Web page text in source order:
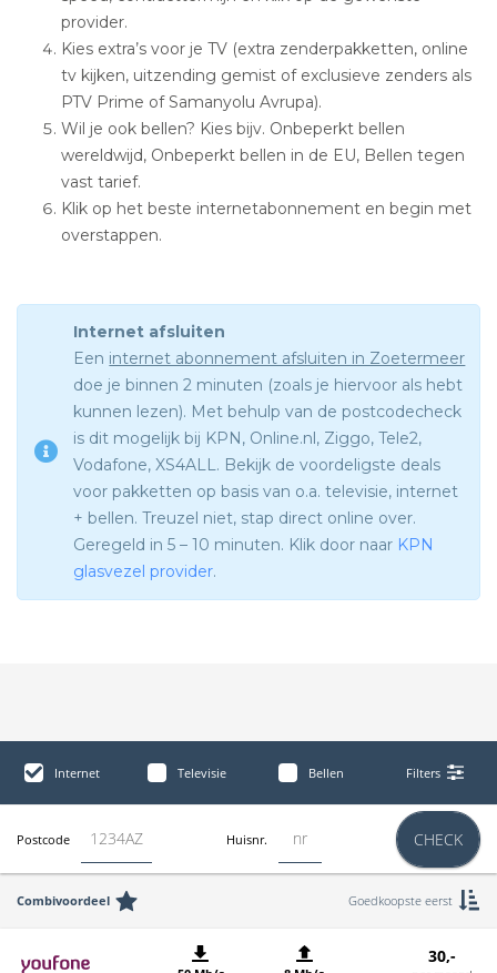
provider.
Kies extra’s voor je TV (extra zenderpakketten, online
tv kijken, uitzending gemist of exclusieve zenders als
PTV Prime of Samanyolu Avrupa).
Wil je ook bellen? Kies bijv. Onbeperkt bellen
wereldwijd, Onbeperkt bellen in de EU, Bellen tegen
vast tarief.
Klik op het beste internetabonnement en begin met
overstappen.
Internet afsluiten
Een internet abonnement afsluiten in Zoetermeer
doe je binnen 2 minuten (zoals je hiervoor als hebt
kunnen lezen). Met behulp van de postcodecheck
is dit mogelijk bij KPN, Online.nl, Ziggo, Tele2,
Vodafone, XS4ALL. Bekijk de voordeligste deals
voor pakketten op basis van o.a. televisie, internet
+ bellen. Treuzel niet, stap direct online over.
Geregeld in 5 – 10 minuten. Klik door naar KPN
glasvezel provider.
Internet Televisie Bellen Filters
Postcode Huisnr. CHECK
Combivoordeel Goedkoopste eerst
30,-